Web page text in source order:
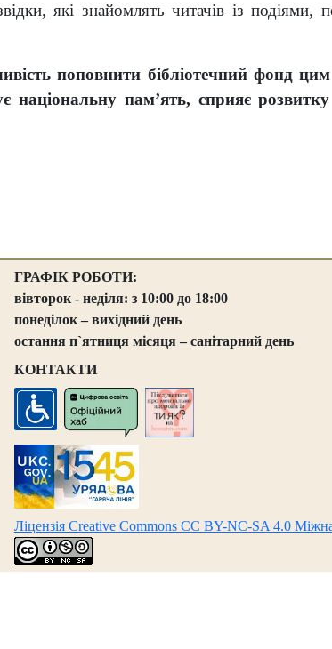
які знайомлять читачів із
поповнити бібліотечний фонд
національну пам’ять, сприяє
ГРАФІК РОБОТИ:
вівторок - неділя: з 10:00 до 18:00
понеділок – вихідний день
остання п`ятниця місяця – санітарний день
КОНТАКТИ
Ліцензія Creative Commons CC BY-NC-SA 4.0